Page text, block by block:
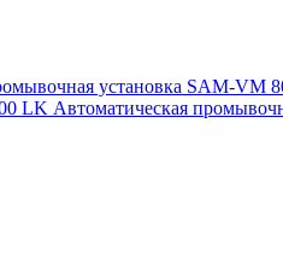
установка SAM-VM
LK Автоматическая